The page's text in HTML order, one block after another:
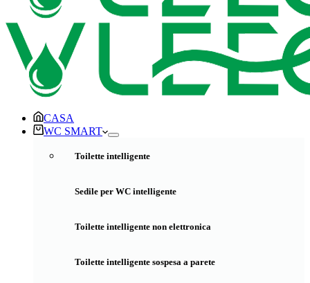
CASA
WC SMART
Toilette intelligente
Sedile per WC intelligente
Toilette intelligente non elettronica
Toilette intelligente sospesa a parete